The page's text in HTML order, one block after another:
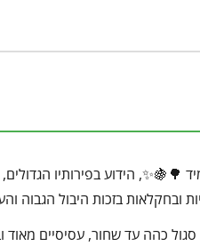
🌳🍇✨, הידוע בפירותיו
ובחקלאות בזכות היבול הגבוה
סגול כהה עד שחור, עסיסיים